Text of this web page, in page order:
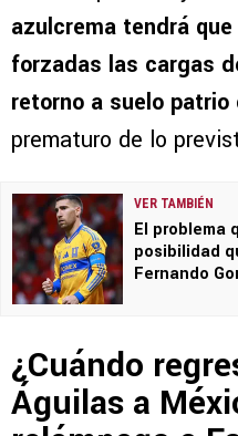
azulcrema tendrá
forzadas las cargas
retorno a suelo patrio
prematuro de lo
VER TAMBIÉN
El problema
posibilidad
Fernando
¿Cuándo
Águilas a